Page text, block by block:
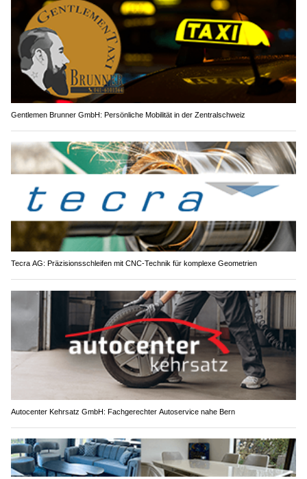
Gentlemen Brunner GmbH: Persönliche Mobilität in der Zentralschweiz
Tecra AG: Präzisionsschleifen mit CNC-Technik für komplexe Geometrien
Autocenter Kehrsatz GmbH: Fachgerechter Autoservice nahe Bern